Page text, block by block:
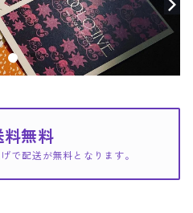
料無料
で配送が無料となります。